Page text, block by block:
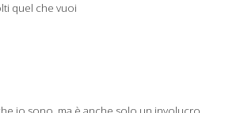
quel che vuoi